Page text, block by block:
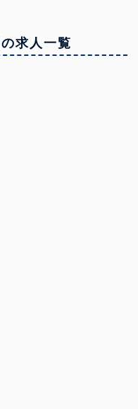
求人一覧